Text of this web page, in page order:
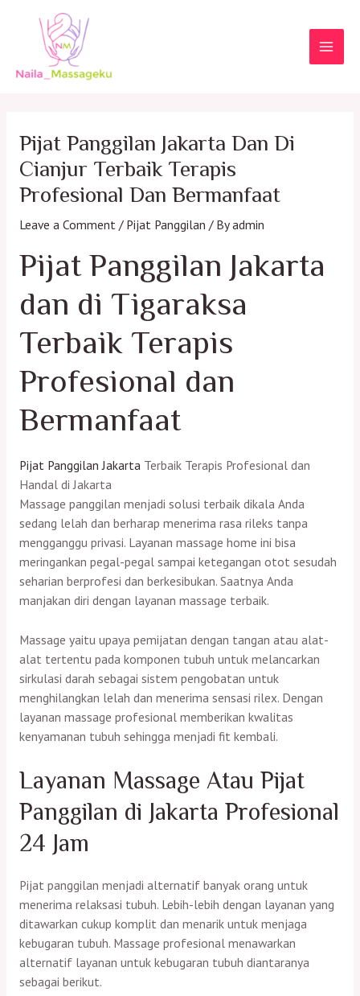
Pijat Panggilan Jakarta Dan Di
Cianjur Terbaik Terapis
Profesional Dan Bermanfaat
Leave a Comment / Pijat Panggilan / Byadmin
Pijat Panggilan Jakarta
dan di Tigaraksa
Terbaik Terapis
Profesional dan
Bermanfaat
Pijat Panggilan Jakarta Terbaik Terapis Profesional dan
Handal di Jakarta
Massage panggilan menjadi solusi terbaik dikala Anda
sedang lelah dan berharap menerima rasa rileks tanpa
mengganggu privasi. Layanan massage home ini bisa
meringankan pegal-pegal sampai ketegangan otot sesudah
seharian berprofesi dan berkesibukan. Saatnya Anda
manjakan diri dengan layanan massage terbaik.
Massage yaitu upaya pemijatan dengan tangan atau alat-
alat tertentu pada komponen tubuh untuk melancarkan
sirkulasi darah sebagai sistem pengobatan untuk
menghilangkan lelah dan menerima sensasi rilex. Dengan
layanan massage profesional memberikan kwalitas
kenyamanan tubuh sehingga menjadi fit kembali.
Layanan Massage Atau Pijat
Panggilan di Jakarta Profesional
24 Jam
Pijat panggilan menjadi alternatif banyak orang untuk
menerima relaksasi tubuh. Lebih-lebih dengan layanan yang
ditawarkan cukup komplit dan menarik untuk menjaga
kebugaran tubuh. Massage profesional menawarkan
alternatif layanan untuk kebugaran tubuh diantaranya
sebagai berikut.